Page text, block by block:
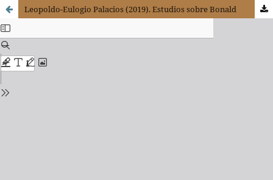
Leopoldo-Eulogio Palacios (2019). Estudios sobre Bonald